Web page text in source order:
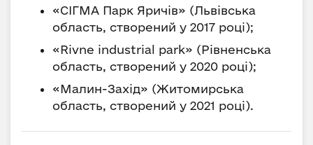
«СІГМА Парк Яричів» (Львівська
область, створений у 2017 році);
«Rivne industrial park» (Рівненська
область, створений у 2020 році);
«Малин-Захід» (Житомирська
область, створений у 2021 році).